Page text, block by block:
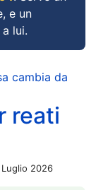
e un
lui.
cambia da
reati
2026